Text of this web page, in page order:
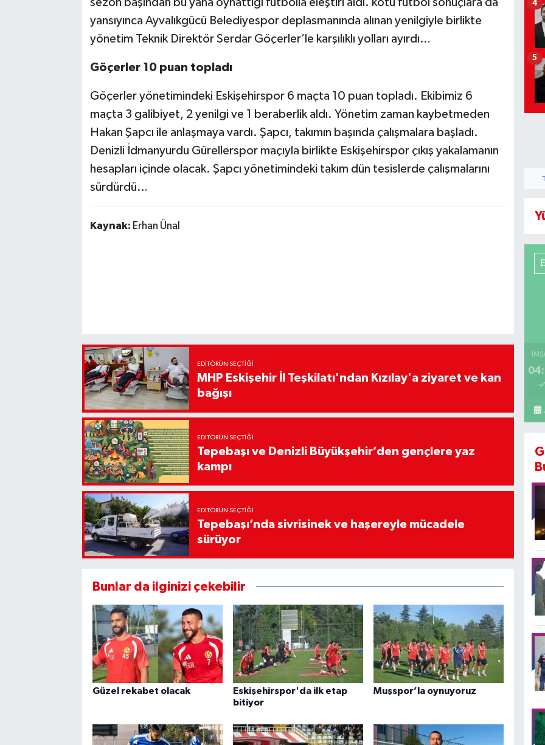
yansıyınca Ayvalıkgücü Belediyespor deplasmanında alınan yenilgiyle birlikte
yönetim Teknik Direktör Serdar Göçerler’le karşılıklı yolları ayırdı…
Göçerler 10 puan topladı
Göçerler yönetimindeki Eskişehirspor 6 maçta 10 puan topladı. Ekibimiz 6
maçta 3 galibiyet, 2 yenilgi ve 1 beraberlik aldı. Yönetim zaman kaybetmeden
Hakan Şapcı ile anlaşmaya vardı. Şapcı, takımın başında çalışmalara başladı.
Denizli İdmanyurdu Gürellerspor maçıyla birlikte Eskişehirspor çıkış yakalamanın
hesapları içinde olacak. Şapcı yönetimindeki takım dün tesislerde çalışmalarını
sürdürdü…
Kaynak: Erhan Ünal
EDITÖRÜN SEÇTIĞI
MHP Eskişehir İl Teşkilatı'ndan Kızılay'a ziyaret ve kan
bağışı
EDITÖRÜN SEÇTIĞI
Tepebaşı ve Denizli Büyükşehir’den gençlere yaz
kampı
EDITÖRÜN SEÇTIĞI
Tepebaşı’nda sivrisinek ve haşereyle mücadele
sürüyor
Bunlar da ilginizi çekebilir
Güzel rekabet olacak
Eskişehirspor'da ilk etap
bitiyor
Muşspor’la oynuyoruz
4
5